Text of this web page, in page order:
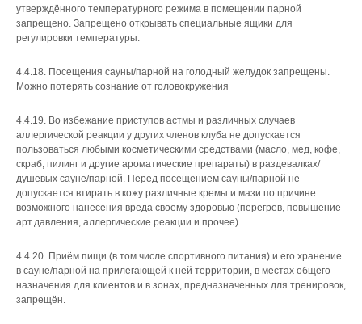
утверждённого температурного режима в помещении парной
запрещено. Запрещено открывать специальные ящики для
регулировки температуры.
4.4.18. Посещения сауны/парной на голодный желудок запрещены.
Можно потерять сознание от головокружения
4.4.19. Во избежание приступов астмы и различных случаев
аллергической реакции у других членов клуба не допускается
пользоваться любыми косметическими средствами (масло, мед, кофе,
скраб, пилинг и другие ароматические препараты) в раздевалках/
душевых сауне/парной. Перед посещением сауны/парной не
допускается втирать в кожу различные кремы и мази по причине
возможного нанесения вреда своему здоровью (перегрев, повышение
арт.давления, аллергические реакции и прочее).
4.4.20. Приём пищи (в том числе спортивного питания) и его хранение
в сауне/парной на прилегающей к ней территории, в местах общего
назначения для клиентов и в зонах, предназначенных для тренировок,
запрещён.